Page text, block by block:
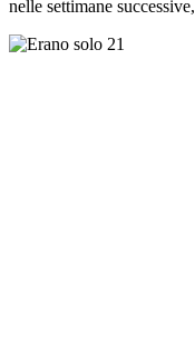
nelle settimane successive,